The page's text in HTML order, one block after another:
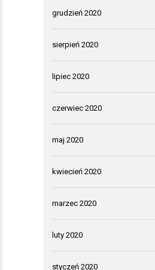
grudzień 2020
sierpień 2020
lipiec 2020
czerwiec 2020
maj 2020
kwiecień 2020
marzec 2020
luty 2020
styczeń 2020